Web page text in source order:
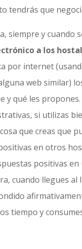
tendrás que
siempre y cuando
a los
por internet
web similar)
y qué les
si utilizas
que creas que
en otros
positivas
cuando llegues
tiempo y